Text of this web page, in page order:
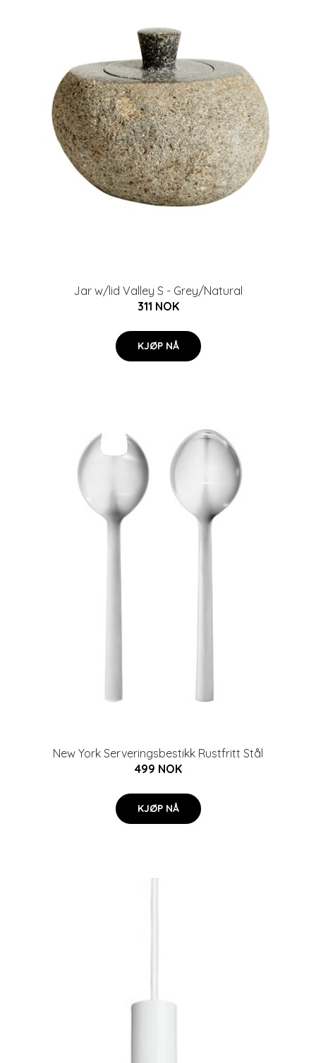
Jar w/lid Valley S - Grey/Natural
311 NOK
KJØP NÅ
New York Serveringsbestikk Rustfritt Stål
499 NOK
KJØP NÅ